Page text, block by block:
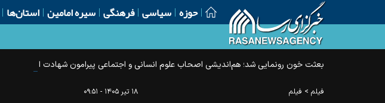
حوزه سیاسی فرهنگی سیره امامین استان‌ها
بعثت خون رونمایی شد؛ هم‌اندیشی اصحاب علوم انسانی و اجتماعی پیرامون شهادت امام خامنه‌ای
فیلم > فیلم ۱۸ تير ۱۴۰۵ - ۰۹:۵۱